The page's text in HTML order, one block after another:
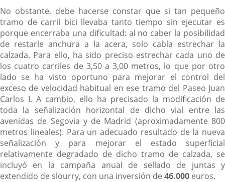
No obstante, debe hacerse constar que si tan pequeño
tramo de carril bici llevaba tanto tiempo sin ejecutar es
porque encerraba una dificultad: al no caber la posibilidad
de restarle anchura a la acera, solo cabía estrechar la
calzada. Para ello, ha sido preciso estrechar cada uno de
los cuatro carriles de 3,50 a 3,00 metros, lo que por otro
lado se ha visto oportuno para mejorar el control del
exceso de velocidad habitual en ese tramo del Paseo Juan
Carlos I. A cambio, ello ha precisado la modificación de
toda la señalización horizontal de dicho vial entre las
avenidas de Segovia y de Madrid (aproximadamente 800
metros lineales). Para un adecuado resultado de la nueva
señalización y para mejorar el estado superficial
relativamente degradado de dicho tramo de calzada, se
incluyó en la campaña anual de sellado de juntas y
extendido de slourry, con una inversión de 46.000 euros.